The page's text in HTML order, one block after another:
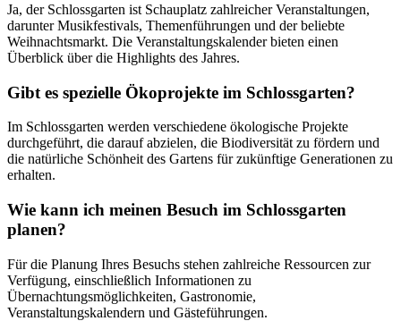
Ja, der Schlossgarten ist Schauplatz zahlreicher Veranstaltungen,
darunter Musikfestivals, Themenführungen und der beliebte
Weihnachtsmarkt. Die Veranstaltungskalender bieten einen
Überblick über die Highlights des Jahres.
Gibt es spezielle Ökoprojekte im Schlossgarten?
Im Schlossgarten werden verschiedene ökologische Projekte
durchgeführt, die darauf abzielen, die Biodiversität zu fördern und
die natürliche Schönheit des Gartens für zukünftige Generationen zu
erhalten.
Wie kann ich meinen Besuch im Schlossgarten
planen?
Für die Planung Ihres Besuchs stehen zahlreiche Ressourcen zur
Verfügung, einschließlich Informationen zu
Übernachtungsmöglichkeiten, Gastronomie,
Veranstaltungskalendern und Gästeführungen.